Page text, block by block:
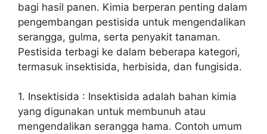
bagi hasil panen. Kimia berperan penting dalam
pengembangan pestisida untuk mengendalikan
serangga, gulma, serta penyakit tanaman.
Pestisida terbagi ke dalam beberapa kategori,
termasuk insektisida, herbisida, dan fungisida.
1. Insektisida : Insektisida adalah bahan kimia
yang digunakan untuk membunuh atau
mengendalikan serangga hama. Contoh umum